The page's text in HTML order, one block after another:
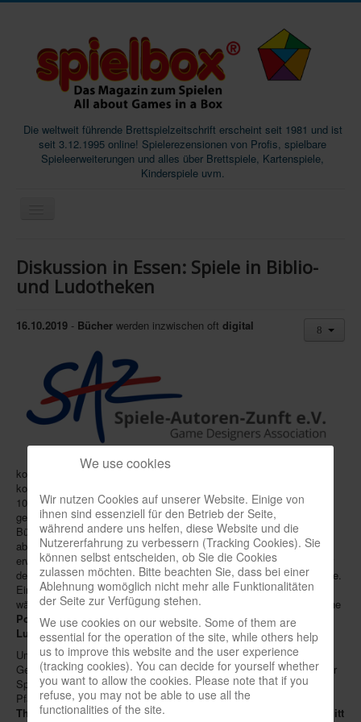
Die weltweit führende Brettspielzeitschrift erscheint seit 1981 und ist
seit 3.12.1995 online! Spielerezensionen von Profis, spielbare
Spieleerweiterungen und alles über Brettspiele, Kartenspiele,
Kinderspiele uvm.
Magazine
Podcast
SpieleMag
Infos
Shop
Download spielbox Special 2025
Newsletter
Spieledatenbank
Premium login
Neuheiten-New Games
Köpfe-Heads
Preise-Awards
Branchen-/Wirtschaftsnews
Interviews
Crowdfunding
Veranstaltungen-Events
Diskussion in Essen: Spiele in Biblio-
und Ludotheken
16.10.2019 - Bücher werden inzwischen oft digital
konsumiert, weshalb einphysischer Leihvorgang aus der Mode
kommt: Für
10.000 öffentlichen Standorten noch etwa 219 Mio. Besuche
geschätzt, 2017 waren es an 9.000 Orten nur noch 120 Mio.
Büchereien haben zwar mittlerweile auch ein Digitalangebot, dürften
aber froh sein, ihre Zielgruppe mit einer eigenenSpiele-Ausleihe
erweitern zu können. Gesellschaftsspiele leiden nämlich kaum unter
der Digitalisierung und erfreuen sich gar einer wachsenden Nachfrage.
Ein interessantes Thema also für die Spielebranche, und so findet
während der kommendenSPIEL(24.-27.10.) in Essen am 26.10. eine
Podiumsdiskussionzum Thema"Spiele in Bibliotheken und
Ludotheken - Spielen im öffentlichen Kulturraum"statt.
Um 11 Uhr treffen sich im CC Süd, Saal Rheinland, die folgenden
Gesprächspartner: ModeratorChristian Beiersdorf(Geschäftsführer
Spiele-Autoren-Zunft),Petra Fuchs(Spielecafé der Generationen,
Pfarrkirchen),Renate Fuchs(Koordinatorin European Toy Libraries),
Thomas Patzner(Leiter Stadtbücherei Ahrensburg),
Michael Schmitt
We use cookies
Wir nutzen Cookies auf unserer Website. Einige von
ihnen sind essenziell für den Betrieb der Seite,
während andere uns helfen, diese Website und die
Nutzererfahrung zu verbessern (Tracking Cookies). Sie
können selbst entscheiden, ob Sie die Cookies
zulassen möchten. Bitte beachten Sie, dass bei einer
Ablehnung womöglich nicht mehr alle Funktionalitäten
der Seite zur Verfügung stehen.
We use cookies on our website. Some of them are
essential for the operation of the site, while others help
us to improve this website and the user experience
(tracking cookies). You can decide for yourself whether
you want to allow the cookies. Please note that if you
refuse, you may not be able to use all the
functionalities of the site.